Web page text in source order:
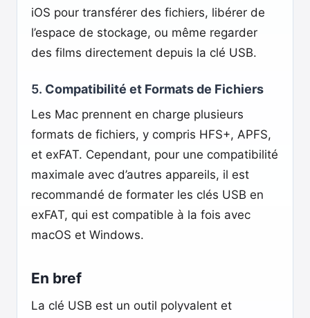
iOS pour transférer des fichiers, libérer de
l’espace de stockage, ou même regarder
des films directement depuis la clé USB.
5. Compatibilité et Formats de Fichiers
Les Mac prennent en charge plusieurs
formats de fichiers, y compris HFS+, APFS,
et exFAT. Cependant, pour une compatibilité
maximale avec d’autres appareils, il est
recommandé de formater les clés USB en
exFAT, qui est compatible à la fois avec
macOS et Windows.
En bref
La clé USB est un outil polyvalent et